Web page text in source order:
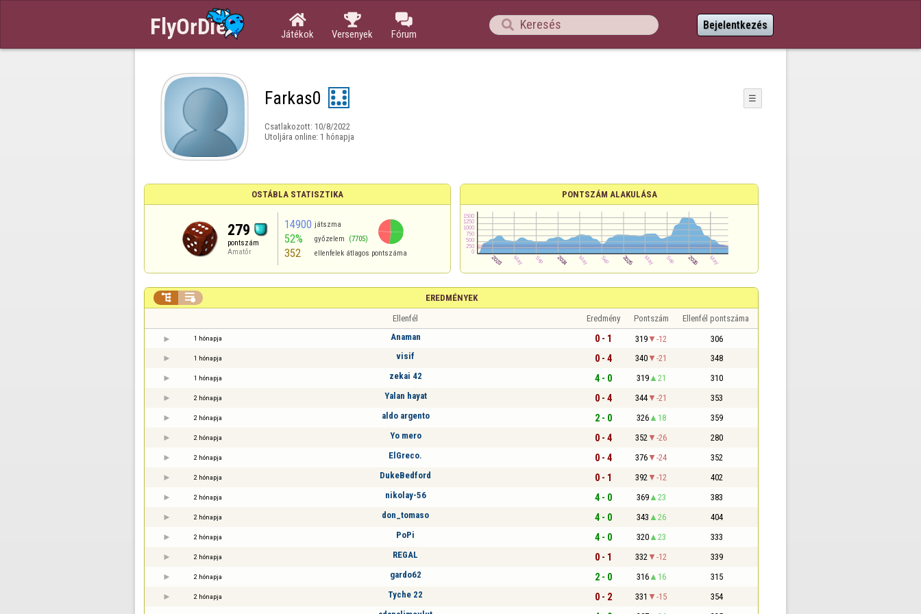

Játékok

Versenyek

Fórum
 Bejelentkezés
Farkas0 ☰
Csatlakozott: 10/8/2022
Utoljára online: 1 hónapja
OSTÁBLA STATISZTIKA
279
pontszám
Amatőr
14900 játszma
52% győzelem (7705)
352 ellenfelek átlagos pontszáma
PONTSZÁM ALAKULÁSA
EREDMÉNYEK
 
Ellenfél Eredmény Pontszám Ellenfél pontszáma
1 hónapja Anaman 0 - 1 319 -12 306
1 hónapja visif 0 - 4 340 -21 348
1 hónapja zekai 42 4 - 0 319 21 310
2 hónapja Yalan hayat 0 - 4 344 -21 353
2 hónapja aldo argento 2 - 0 326 18 359
2 hónapja Yo mero 0 - 4 352 -26 280
2 hónapja ElGreco. 0 - 4 376 -24 352
2 hónapja DukeBedford 0 - 1 392 -12 402
2 hónapja nikolay-56 4 - 0 369 23 383
2 hónapja don_tomaso 4 - 0 343 26 404
2 hónapja PoPi 4 - 0 320 23 333
2 hónapja REGAL 0 - 1 332 -12 339
2 hónapja gardo62 2 - 0 316 16 315
2 hónapja Tyche 22 0 - 2 331 -15 354